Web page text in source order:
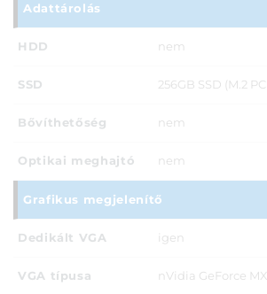
Adattárolás
HDD nem
SSD 256GB SSD (M.2
Bővíthetőség nem
Optikai meghajtó nem
Grafikus megjelenítő
Dedikált VGA igen
VGA típusa nVidia GeForce